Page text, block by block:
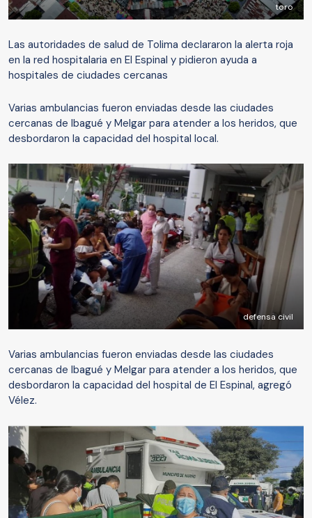
toro
Las autoridades de salud de Tolima declararon la alerta roja
en la red hospitalaria en El Espinal y pidieron ayuda a
hospitales de ciudades cercanas
Varias ambulancias fueron enviadas desde las ciudades
cercanas de Ibagué y Melgar para atender a los heridos, que
desbordaron la capacidad del hospital local.
defensa civil
Varias ambulancias fueron enviadas desde las ciudades
cercanas de Ibagué y Melgar para atender a los heridos, que
desbordaron la capacidad del hospital de El Espinal, agregó
Vélez.